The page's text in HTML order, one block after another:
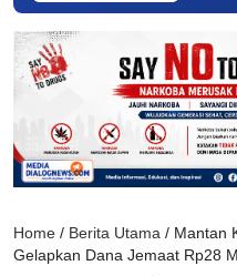
Home / Berita Utama / Mantan
Gelapkan Dana Jemaat Rp28